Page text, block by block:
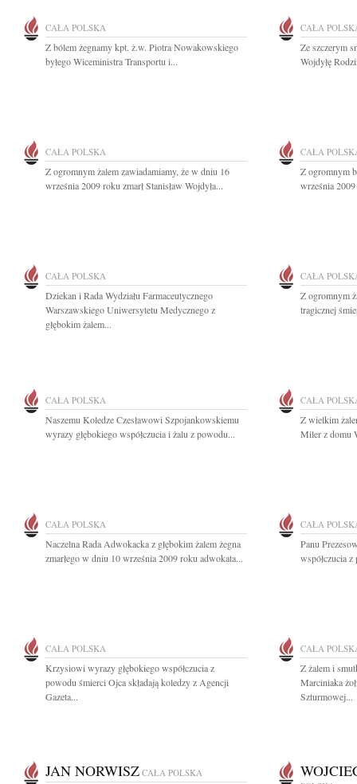
CAŁA POLSKA
Z bólem żegnamy kpt. ż.w. Piotra Nowakowskiego
byłego Wiceministra Transportu i...
CAŁA
Ze szczerym
Wojdyłę
CAŁA POLSKA
Z ogromnym żalem zawiadamiamy, że w dniu 16
września 2009 roku zmarł Stanisław Wojdyła...
CAŁA
Z ogromnym
września
CAŁA POLSKA
Dziekan i Rada Wydziału Farmaceutycznego
Warszawskiego Uniwersytetu Medycznego z
głębokim żalem...
CAŁA
Z ogromnym
tragicznej
CAŁA POLSKA
Naszemu Koledze Czesławowi Szpojankowskiemu
wyrazy głębokiego współczucia i żalu z powodu...
CAŁA
Z wielkim
Miler z domu
CAŁA POLSKA
Naczelna Rada Adwokacka z głębokim żalem żegna
zmarłego w dniu 10 września 2009 roku adwokata...
CAŁA
Panu
współczucia
CAŁA POLSKA
Krzysiowi wyrazy głębokiego współczucia z
powodu śmierci Ojca składają koledzy z Agencji
Gazeta...
CAŁA
Z żalem i
Marciniaka
Szturmowej...
JAN NORWISZ CAŁA POLSKA